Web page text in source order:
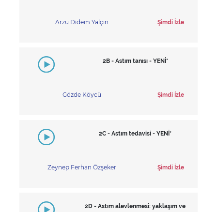
Arzu Didem Yalçın Şimdi İzle
2B - Astım tanısı - YENİ*
Gözde Köycü Şimdi İzle
2C - Astım tedavisi - YENİ*
Zeynep Ferhan Özşeker Şimdi İzle
2D - Astım alevlenmesi: yaklaşım ve